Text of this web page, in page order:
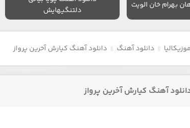
بهرام خان الویت
دلتنگیهایش
موزیکالیا دانلود آهنگ دانلود آهنگ کیارش آخرین پرواز
آهنگ کیارش آخرین پرواز